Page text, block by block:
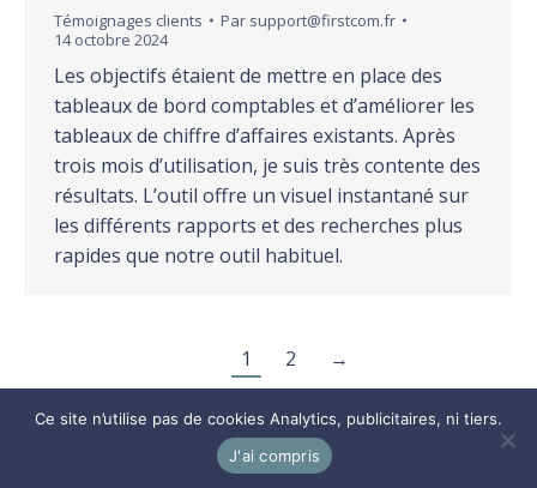
Témoignages clients Par support@firstcom.fr
14 octobre 2024
Les objectifs étaient de mettre en place des
tableaux de bord comptables et d’améliorer les
tableaux de chiffre d’affaires existants. Après
trois mois d’utilisation, je suis très contente des
résultats. L’outil offre un visuel instantané sur
les différents rapports et des recherches plus
rapides que notre outil habituel.
1 2 →
Mentions légales - CGS
confidentialité
Ce site n’utilise pas de cookies Analytics, publicitaires, ni tiers.
J'ai compris